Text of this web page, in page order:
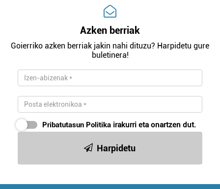
Azken berriak
Goierriko azken berriak jakin nahi dituzu? Harpidetu gure
buletinera!
Pribatutasun Politika irakurri eta onartzen dut.
Harpidetu